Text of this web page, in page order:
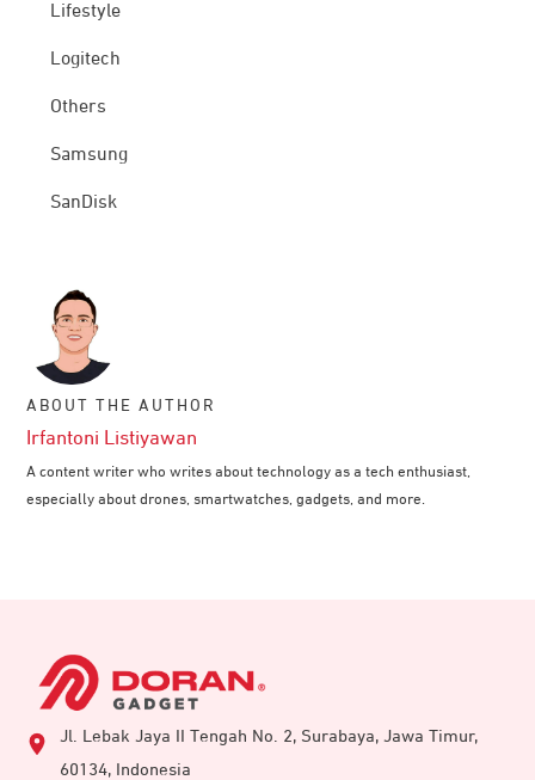
Lifestyle
Logitech
Others
Samsung
SanDisk
ABOUT THE AUTHOR
Irfantoni Listiyawan
A content writer who writes about technology as a tech enthusiast,
especially about drones, smartwatches, gadgets, and more.
Jl. Lebak Jaya II Tengah No. 2, Surabaya, Jawa Timur,
60134, Indonesia